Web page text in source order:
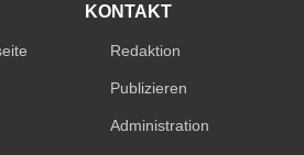
KONTAKT
Redaktion
Publizieren
Administration